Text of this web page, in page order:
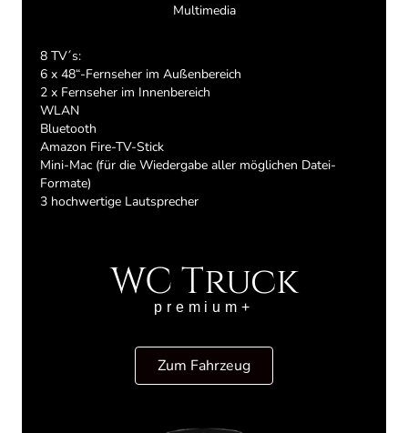
Multimedia
8 TV´s:
6 x 48“-Fernseher im Außenbereich
2 x Fernseher im Innenbereich
WLAN
Bluetooth
Amazon Fire-TV-Stick
Mini-Mac (für die Wiedergabe aller möglichen Datei-
Formate)
3 hochwertige Lautsprecher
WC Truck
premium+
Zum Fahrzeug